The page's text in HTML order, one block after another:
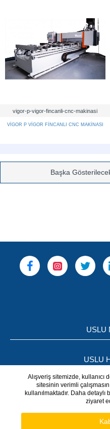
vigor-p-vigor-fincanli-cnc-makinasi
VİGOR P VİGOR FİNCANLI CNC MAKİNASI
Başka
USLU
USLU
Alışveriş sitemizde,
sitesinin verimli
kullanılmaktadır. Daha detaylı
ziyaret